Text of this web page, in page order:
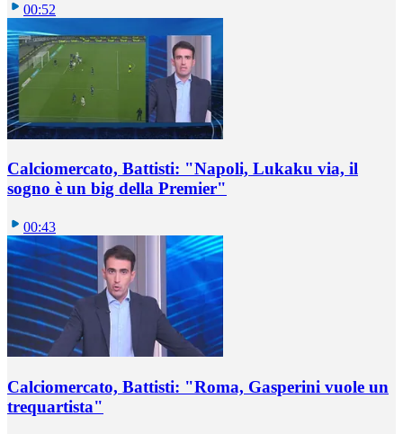
00:52
Calciomercato, Battisti: "Napoli, Lukaku via, il
sogno è un big della Premier"
00:43
Calciomercato, Battisti: "Roma, Gasperini vuole un
trequartista"